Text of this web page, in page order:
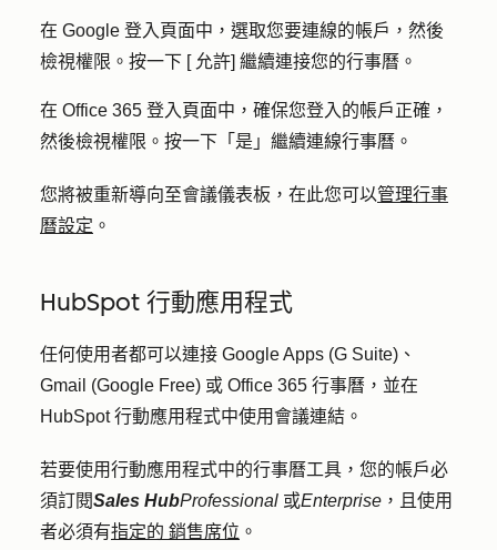
在 Google 登入頁面中，選取您要連線的帳戶 ，然後
檢視權限。按一下 [允許] 繼續連接您的行事曆。
在 Office 365 登入頁面中，確保您登入的帳戶正確，
然後檢視權限。按一下「 是 」繼續連線行事曆。
您將被重新導向至會議儀表板，在此您可以管理行事
曆設定 。
HubSpot 行動應用程式
任何使用者都可以連接 Google Apps (G Suite)、
Gmail (Google Free) 或 Office 365 行事曆，並在
HubSpot 行動應用程式中使用會議連結。
若要使用行動應用程式中的行事曆工具，您的帳戶必
須訂閱Sales HubProfessional 或Enterprise ，且使用
者必須有指定的 銷售席位 。